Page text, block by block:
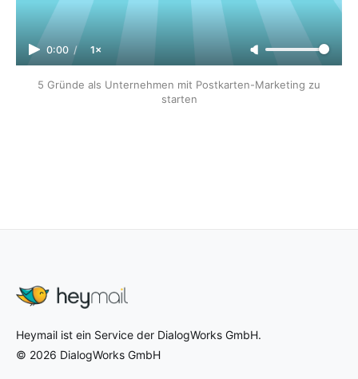
0:00 / 1×
5 Gründe als Unternehmen mit Postkarten-Marketing zu
starten
Heymail ist ein Service der DialogWorks GmbH.
© 2026 DialogWorks GmbH